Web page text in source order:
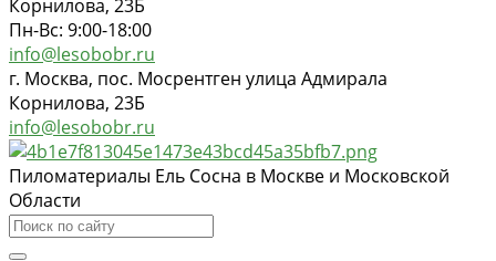
Корнилова, 23Б
Пн-Вс: 9:00-18:00
info@lesobobr.ru
г. Москва, пос. Мосрентген улица Адмирала
Корнилова, 23Б
info@lesobobr.ru
Пиломатериалы Ель Сосна в Москве и Московской
Области